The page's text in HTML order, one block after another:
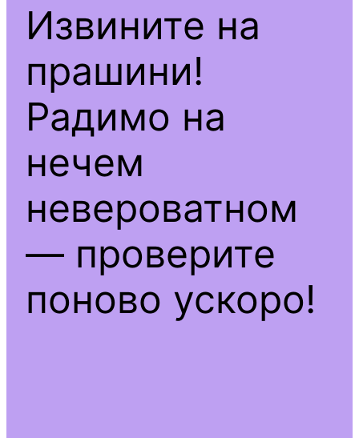
Извините на
прашини!
Радимо на
нечем
невероватном
— проверите
поново ускоро!